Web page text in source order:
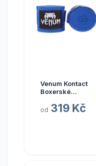
Venum Kontact
Boxerské
Modré
od 319 Kč